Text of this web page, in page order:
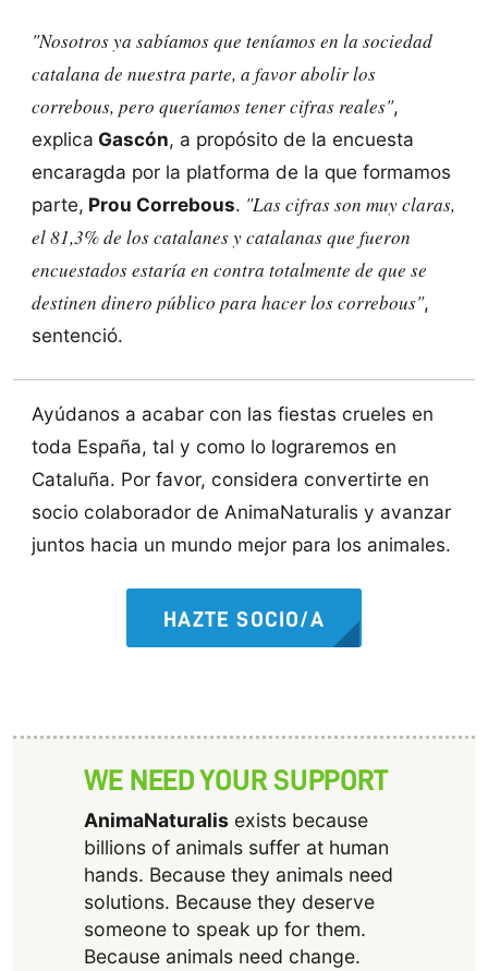
"Nosotros ya sabíamos que teníamos en la sociedad
catalana de nuestra parte, a favor abolir los
correbous, pero queríamos tener cifras reales",
explica Gascón, a propósito de la encuesta
encaragda por la platforma de la que formamos
parte, Prou Correbous. "Las cifras son muy claras,
el 81,3% de los catalanes y catalanas que fueron
encuestados estaría en contra totalmente de que se
destinen dinero público para hacer los correbous",
sentenció.
Ayúdanos a acabar con las fiestas crueles en
toda España, tal y como lo lograremos en
Cataluña. Por favor, considera convertirte en
socio colaborador de AnimaNaturalis y avanzar
juntos hacia un mundo mejor para los animales.
HAZTE SOCIO/A
WE NEED YOUR SUPPORT
AnimaNaturalisexists because
billions of animals suffer at human
hands. Because they animals need
solutions. Because they deserve
someone to speak up for them.
Because animals need change.